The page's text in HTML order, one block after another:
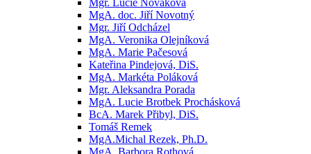
Mgr. Lucie Nováková
MgA. doc. Jiří Novotný
Mgr. Jiří Odcházel
MgA. Veronika Olejníková
MgA. Marie Pačesová
Kateřina Pindejová, DiS.
MgA. Markéta Poláková
Mgr. Aleksandra Porada
MgA. Lucie Brotbek Prochásková
BcA. Marek Přibyl, DiS.
Tomáš Remek
MgA.Michal Rezek, Ph.D.
MgA. Barbora Rothová